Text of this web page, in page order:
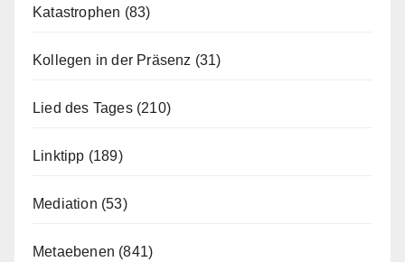
Katastrophen (83)
Kollegen in der Präsenz (31)
Lied des Tages(210)
Linktipp (189)
Mediation (53)
Metaebenen (841)